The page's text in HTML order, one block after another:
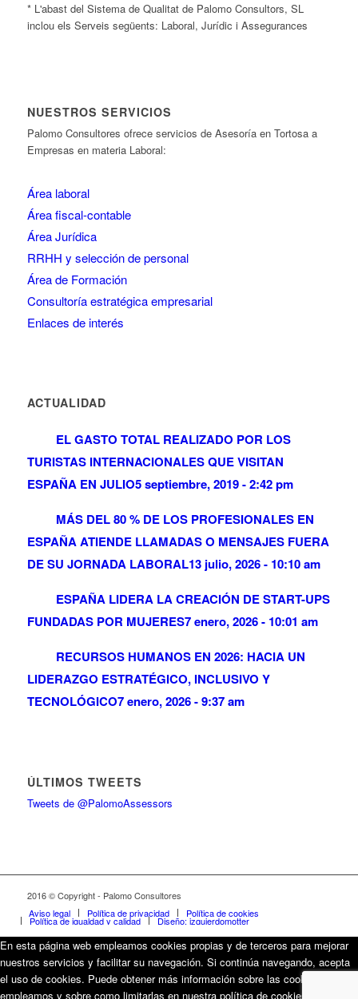
* L'abast del Sistema de Qualitat de Palomo Consultors, SL
inclou els Serveis següents: Laboral, Jurídic i Assegurances
NUESTROS SERVICIOS
Palomo Consultores ofrece servicios de Asesoría en Tortosa a
Empresas en materia Laboral:
Área laboral
Área fiscal-contable
Área Jurídica
RRHH y selección de personal
Área de Formación
Consultoría estratégica empresarial
Enlaces de interés
ACTUALIDAD
EL GASTO TOTAL REALIZADO POR LOS
TURISTAS INTERNACIONALES QUE VISITAN
ESPAÑA EN JULIO5 septiembre, 2019 - 2:42 pm
MÁS DEL 80 % DE LOS PROFESIONALES EN
ESPAÑA ATIENDE LLAMADAS O MENSAJES FUERA
DE SU JORNADA LABORAL13 julio, 2026 - 10:10 am
ESPAÑA LIDERA LA CREACIÓN DE START-UPS
FUNDADAS POR MUJERES7 enero, 2026 - 10:01 am
RECURSOS HUMANOS EN 2026: HACIA UN
LIDERAZGO ESTRATÉGICO, INCLUSIVO Y
TECNOLÓGICO7 enero, 2026 - 9:37 am
ÚLTIMOS TWEETS
Tweets de @PalomoAssessors
2016 © Copyright - Palomo Consultores
Aviso legal
Política de privacidad Política de cookies
Política de igualdad y calidad Diseño: izquierdomotter
En esta página web empleamos cookies propias y de terceros para mejorar
nuestros servicios y facilitar su navegación. Si continúa navegando, acepta
el uso de cookies. Puede obtener más información sobre las cookies que
empleamos y sobre como limitarlas en nuestra política de cookies.